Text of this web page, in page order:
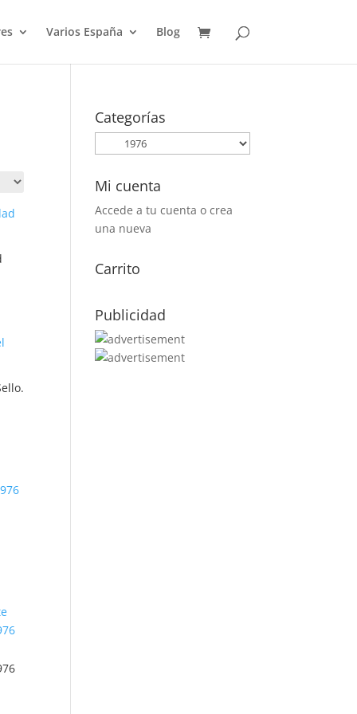
Varios España Blog
Categorías
Mi cuenta
Accede a tu cuenta o crea
una nueva
Carrito
Publicidad